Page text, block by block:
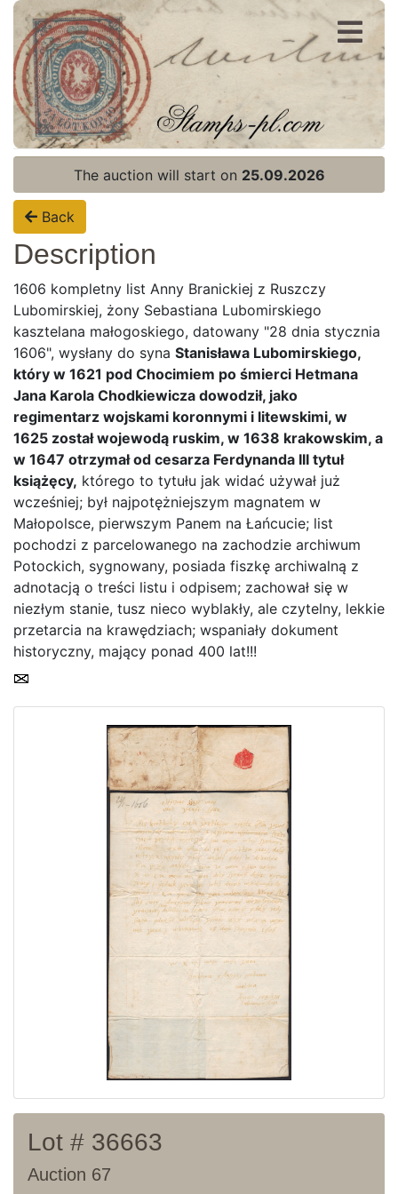
Register
Login
Home page
Current auction
Recent result
Archive
Regulation
Contact
The auction will start on 25.09.2026
Back
Description
1606 kompletny list Anny Branickiej z Ruszczy
Lubomirskiej, żony Sebastiana Lubomirskiego
kasztelana małogoskiego, datowany "28 dnia stycznia
1606", wysłany do syna Stanisława Lubomirskiego,
który w 1621 pod Chocimiem po śmierci Hetmana
Jana Karola Chodkiewicza dowodził, jako
regimentarz wojskami koronnymi i litewskimi, w
1625 został wojewodą ruskim, w 1638 krakowskim, a
w 1647 otrzymał od cesarza Ferdynanda III tytuł
książęcy, którego to tytułu jak widać używał już
wcześniej; był najpotężniejszym magnatem w
Małopolsce, pierwszym Panem na Łańcucie; list
pochodzi z parcelowanego na zachodzie archiwum
Potockich, sygnowany, posiada fiszkę archiwalną z
adnotacją o treści listu i odpisem; zachował się w
niezłym stanie, tusz nieco wyblakły, ale czytelny, lekkie
przetarcia na krawędziach; wspaniały dokument
historyczny, mający ponad 400 lat!!!
Lot # 36663
Auction 67